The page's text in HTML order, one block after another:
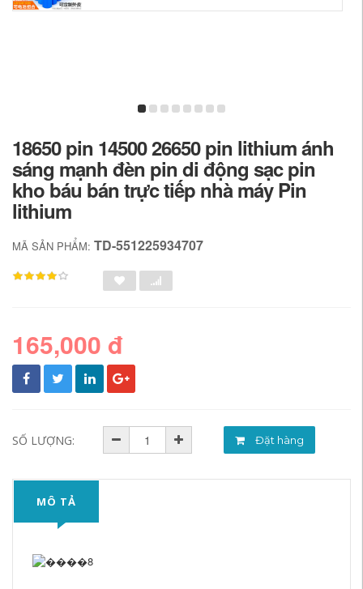
18650 pin 14500 26650 pin lithium ánh
sáng mạnh đèn pin di động sạc pin
kho báu bán trực tiếp nhà máy Pin
lithium
MÃ SẢN PHẨM: TD-551225934707
165,000 đ
SỐ LƯỢNG: Đặt hàng
MÔ TẢ